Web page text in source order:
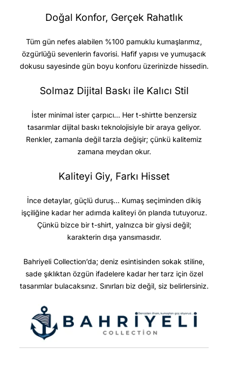
Doğal Konfor, Gerçek Rahatlık
Tüm gün nefes alabilen %100 pamuklu kumaşlarımız,
özgürlüğü sevenlerin favorisi. Hafif yapısı ve yumuşacık
dokusu sayesinde gün boyu konforu üzerinizde hissedin.
Solmaz Dijital Baskı ile Kalıcı Stil
İster minimal ister çarpıcı… Her t-shirtte benzersiz
tasarımlar dijital baskı teknolojisiyle bir araya geliyor.
Renkler, zamanla değil tarzla değişir; çünkü kalitemiz
zamana meydan okur.
Kaliteyi Giy, Farkı Hisset
İnce detaylar, güçlü duruş… Kumaş seçiminden dikiş
işçiliğine kadar her adımda kaliteyi ön planda tutuyoruz.
Çünkü bizce bir t-shirt, yalnızca bir giysi değil;
karakterin dışa yansımasıdır.
Bahriyeli Collection’da; deniz esintisinden sokak stiline,
sade şıklıktan özgün ifadelere kadar her tarz için özel
tasarımlar bulacaksınız. Sınırları biz değil, siz belirlersiniz.